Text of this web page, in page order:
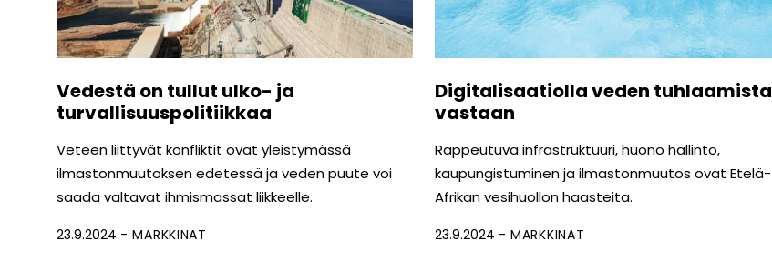
Vedestä on tullut ulko- ja
turvallisuuspolitiikkaa
Veteen liittyvät konfliktit ovat yleistymässä
ilmastonmuutoksen edetessä ja veden puute voi
saada valtavat ihmismassat liikkeelle.
23.9.2024 MARKKINAT
Digitalisaatiolla veden tuhlaamista
vastaan
Rappeutuva infrastruktuuri, huono hallinto,
kaupungistuminen ja ilmastonmuutos ovat Etelä-
Afrikan vesihuollon haasteita.
23.9.2024 MARKKINAT